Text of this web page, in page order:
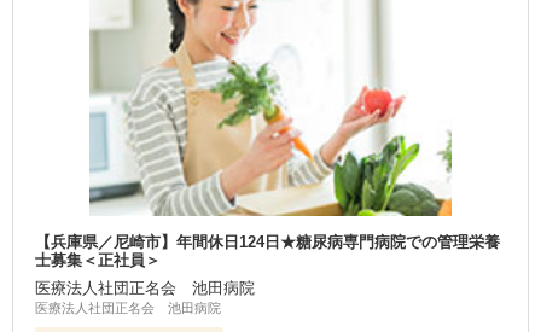
【兵庫県／尼崎市】年間休日124日★糖尿病専門病院での管理栄養
士募集＜正社員＞
医療法人社団正名会 池田病院
医療法人社団正名会 池田病院